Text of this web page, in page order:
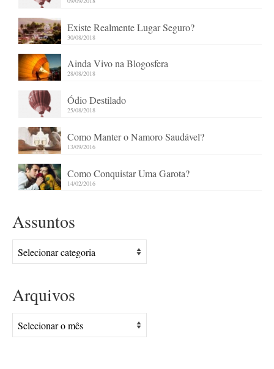
Existe Realmente Lugar Seguro?
30/08/2018
Ainda Vivo na Blogosfera
28/08/2018
Ódio Destilado
25/08/2018
Como Manter o Namoro Saudável?
13/09/2016
Como Conquistar Uma Garota?
14/02/2016
Assuntos
Assuntos
Arquivos
Arquivos